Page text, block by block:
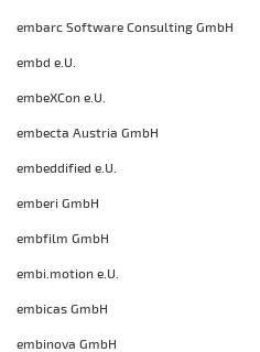
embarc Software Consulting GmbH
embd e.U.
embeXCon e.U.
embecta Austria GmbH
embeddified e.U.
emberi GmbH
embfilm GmbH
embi.motion e.U.
embicas GmbH
embinova GmbH